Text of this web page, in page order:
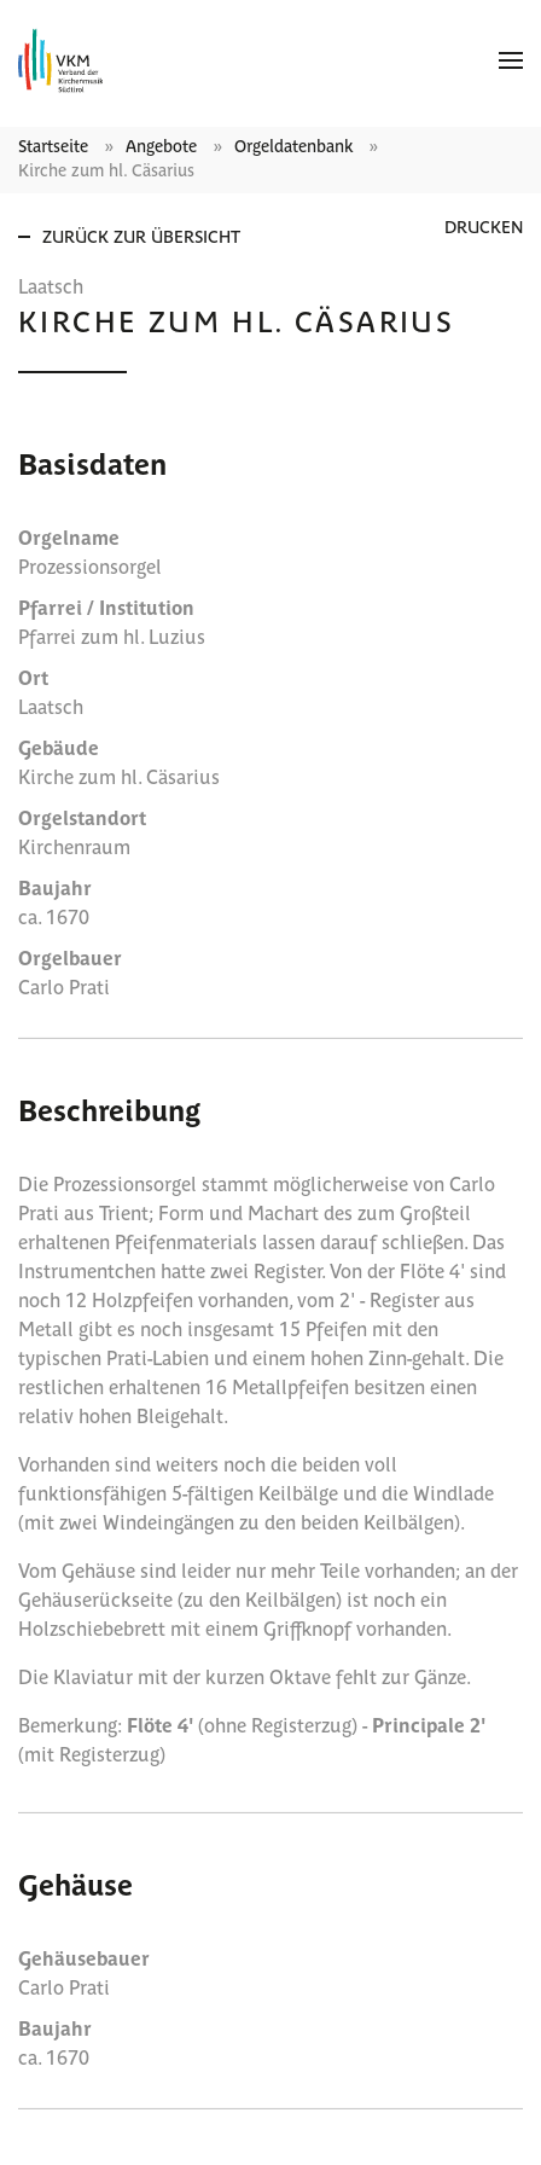
Startseite Angebote
Orgeldatenbank
Kirche zum hl. Cäsarius
ZURÜCK ZUR ÜBERSICHT DRUCKEN
Laatsch
KIRCHE ZUM HL. CÄSARIUS
Basisdaten
Orgelname
Prozessionsorgel
Pfarrei / Institution
Pfarrei zum hl. Luzius
Ort
Laatsch
Gebäude
Kirche zum hl. Cäsarius
Orgelstandort
Kirchenraum
Baujahr
ca. 1670
Orgelbauer
Carlo Prati
Beschreibung
Die Prozessionsorgel stammt möglicherweise von Carlo
Prati aus Trient; Form und Machart des zum Großteil
erhaltenen Pfeifenmaterials lassen darauf schließen. Das
Instrumentchen hatte zwei Register. Von der Flöte 4' sind
noch 12 Holzpfeifen vorhanden, vom 2' - Register aus
Metall gibt es noch insgesamt 15 Pfeifen mit den
typischen Prati-Labien und einem hohen Zinn-gehalt. Die
restlichen erhaltenen 16 Metallpfeifen besitzen einen
relativ hohen Bleigehalt.
Vorhanden sind weiters noch die beiden voll
funktionsfähigen 5-fältigen Keilbälge und die Windlade
(mit zwei Windeingängen zu den beiden Keilbälgen).
Vom Gehäuse sind leider nur mehr Teile vorhanden; an der
Gehäuserückseite (zu den Keilbälgen) ist noch ein
Holzschiebebrett mit einem Griffknopf vorhanden.
Die Klaviatur mit der kurzen Oktave fehlt zur Gänze.
Bemerkung: Flöte 4' (ohne Registerzug) - Principale 2'
(mit Registerzug)
Gehäuse
Gehäusebauer
Carlo Prati
Baujahr
ca. 1670